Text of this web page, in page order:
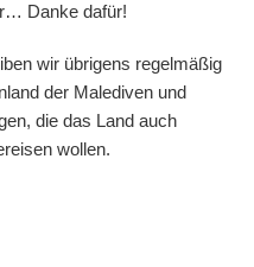
Danke dafür!
wir übrigens regelmäßig
der Malediven und
die das Land auch
wollen.